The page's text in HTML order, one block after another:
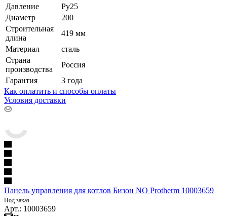
Давление
Ру25
Диаметр
200
Строительная
длина
419 мм
Материал
сталь
Страна
производства
Россия
Гарантия
3 года
Как оплатить и способы оплаты
Условия доставки
Панель управления для котлов Бизон NO Protherm 10003659
Под заказ
Арт.: 10003659